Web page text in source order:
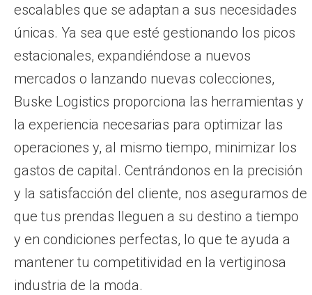
escalables que se adaptan a sus necesidades
únicas. Ya sea que esté gestionando los picos
estacionales, expandiéndose a nuevos
mercados o lanzando nuevas colecciones,
Buske Logistics proporciona las herramientas y
la experiencia necesarias para optimizar las
operaciones y, al mismo tiempo, minimizar los
gastos de capital. Centrándonos en la precisión
y la satisfacción del cliente, nos aseguramos de
que tus prendas lleguen a su destino a tiempo
y en condiciones perfectas, lo que te ayuda a
mantener tu competitividad en la vertiginosa
industria de la moda.